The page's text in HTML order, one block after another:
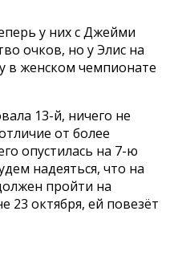
у них с Джейми
очков, но у Элис на
в женском чемпионате
13-й, ничего не
от более
опустилась на 7-ю
надеяться, что на
пройти на
23 октября, ей повезёт